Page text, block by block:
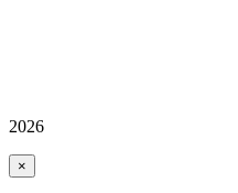
2026
×